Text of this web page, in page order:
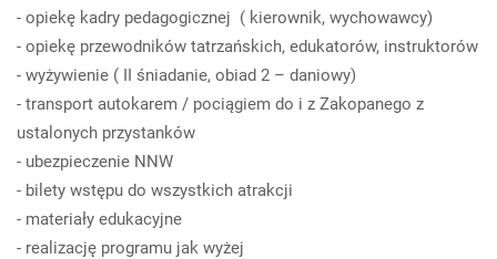
- opiekę kadry pedagogicznej ( kierownik, wychowawcy)
- opiekę przewodników tatrzańskich, edukatorów, instruktorów
- wyżywienie ( II śniadanie, obiad 2 – daniowy)
- transport autokarem / pociągiem do i z Zakopanego z
ustalonych przystanków
- ubezpieczenie NNW
- bilety wstępu do wszystkich atrakcji
- materiały edukacyjne
- realizację programu jak wyżej